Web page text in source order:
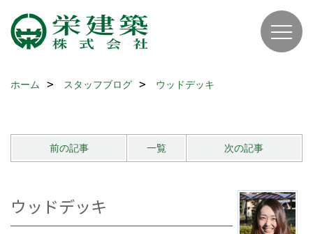
ホーム スタッフブログ ウッドデッキ
前の記事 一覧 次の記事
ウッドデッキ